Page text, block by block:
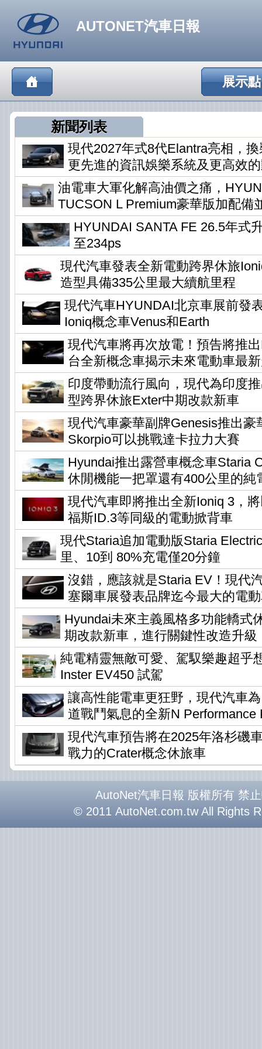
AUTONET汽車日報
展示點
新聞列表
現代2027年式8代Elantra亮相，
更先進的資訊娛樂系統及更高效
油電車大軍化解高油價之痛，
TUCSON L Premium豪華版加配備
HYUNDAI SANTA FE 26.5年式
至234ps
現代汽車發表全新電動跨界休旅
造型具備335公里最大續航里程
現代汽車HYUNDAI北京車展前發
Ioniq概念車Venus和Earth
現代汽車將再次放電！預告將推
台全新概念車揭示未來電動車最
印度帶動流行風向，現代為印度
型跨界休旅Exter中期改款新車
現代汽車豪華副牌Genesis推出豪
Skorpio可以挑戰達卡拉力大賽
Hyundai推出露營車概念車Staria
休閒機能一把罩還有400公里的純
現代汽車即將推出全新Ioniq 3，
福斯ID.3等同級的電動掀背車
現代Staria追加電動版Staria
里、10到 80%充電僅20分鐘
沒錯，應該就是Staria EV！現代
塞爾車展發表品牌迄今最大的電
Hyundai未來主義風格多功能轎式
期改款新車，進行關鍵性改造升級
純電精靈無敵可愛、駕馭樂趣超乎
Inster EV450 試駕
讓高性能電車更狂野，現代汽車
道戰鬥氣息的全新N Performance
現代汽車預告將在2025年洛杉磯
戰力的Crater概念休旅車
AutoNet汽車日報 版權所有 禁
© 2011 AutoNet.com.tw All Rights